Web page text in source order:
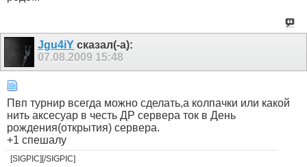
Jgu4iY сказал(-а):
07.08.2009 15:48
Пвп турнир всегда можно сделать,а колпачки или какой
нить аксесуар в честь ДР сервера ток в День
рождения(открытия) сервера.
+1 спешалу
[SIGPIC][/SIGPIC]